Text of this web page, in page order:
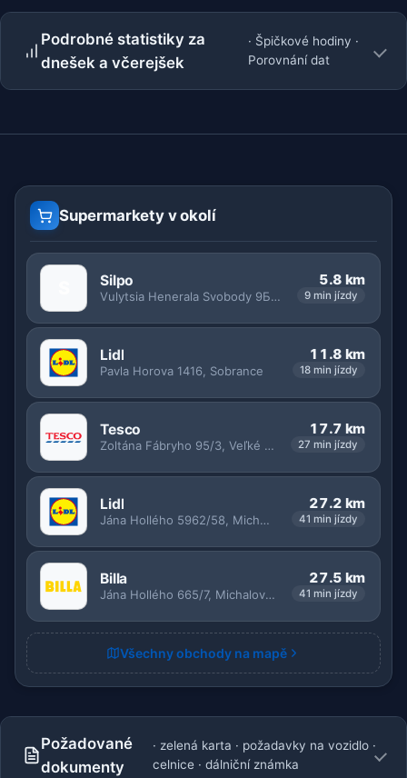
Podrobné statistiky za
dnešek a včerejšek
· Špičkové hodiny ·
Porovnání dat
Supermarkety v okolí
Silpo
Vulytsia Henerala Svobody 9Б, Uzhhorodska miska hromada
5.8 km
9 min jízdy
Lidl
Pavla Horova 1416, Sobrance
11.8 km
18 min jízdy
Tesco
Zoltána Fábryho 95/3, Veľké Kapušany
17.7 km
27 min jízdy
Lidl
Jána Hollého 5962/58, Michalovce
27.2 km
41 min jízdy
Billa
Jána Hollého 665/7, Michalovce
27.5 km
41 min jízdy
Všechny obchody na mapě
Požadované
dokumenty
· zelená karta · požadavky na vozidlo ·
celnice · dálniční známka